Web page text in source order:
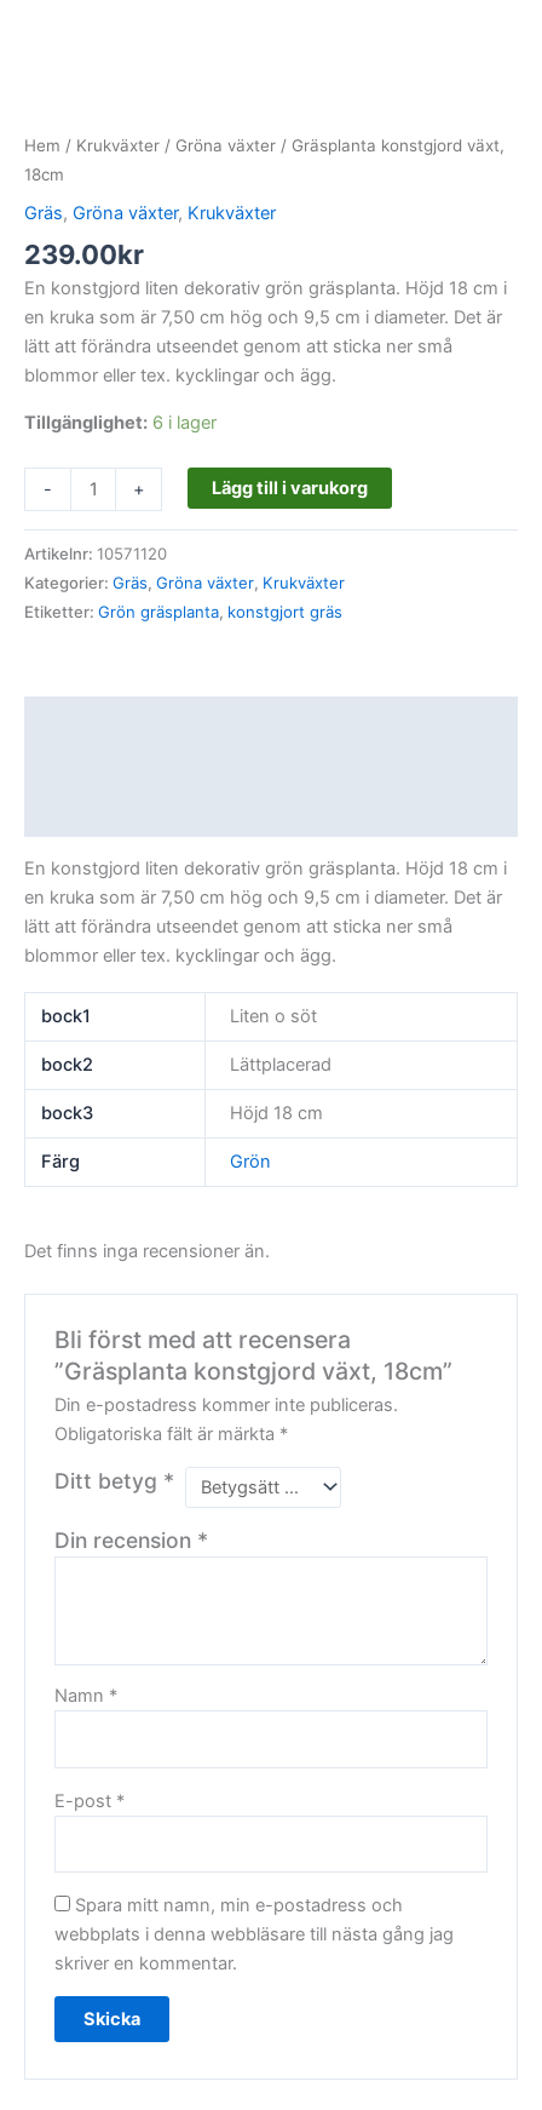
Hem / Krukväxter / Gröna växter / Gräsplanta konstgjord växt,
18cm
Gräs, Gröna växter, Krukväxter
239.00kr
En konstgjord liten dekorativ grön gräsplanta. Höjd 18 cm i
en kruka som är 7,50 cm hög och 9,5 cm i diameter. Det är
lätt att förändra utseendet genom att sticka ner små
blommor eller tex. kycklingar och ägg.
Tillgänglighet: 6 i lager
- + Lägg till i varukorg
Artikelnr: 10571120
Kategorier: Gräs, Gröna växter, Krukväxter
Etiketter: Grön gräsplanta, konstgjort gräs
En konstgjord liten dekorativ grön gräsplanta. Höjd 18 cm i
en kruka som är 7,50 cm hög och 9,5 cm i diameter. Det är
lätt att förändra utseendet genom att sticka ner små
blommor eller tex. kycklingar och ägg.
bock1 Liten o söt
bock2 Lättplacerad
bock3 Höjd 18 cm
Färg Grön
Det finns inga recensioner än.
Bli först med att recensera
”Gräsplanta konstgjord växt, 18cm”
Din e-postadress kommer inte publiceras.
Obligatoriska fält är märkta *
Ditt betyg *
Din recension *
Namn *
E-post *
Spara mitt namn, min e-postadress och
webbplats i denna webbläsare till nästa gång jag
skriver en kommentar.